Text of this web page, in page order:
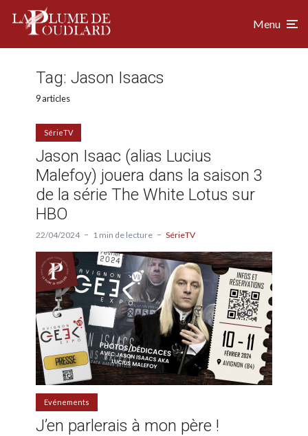
Menu
Tag: Jason Isaacs
9 articles
SérieTV
Jason Isaac (alias Lucius
Malefoy) jouera dans la saison 3
de la série The White Lotus sur
HBO
22/04/2024 1 min de lecture SérieTV
Evénements
J’en parlerais à mon père !